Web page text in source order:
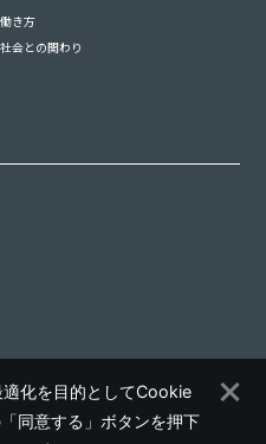
働き方
社会との関わり
化を目的としてCookie
同意する」ボタンを押下